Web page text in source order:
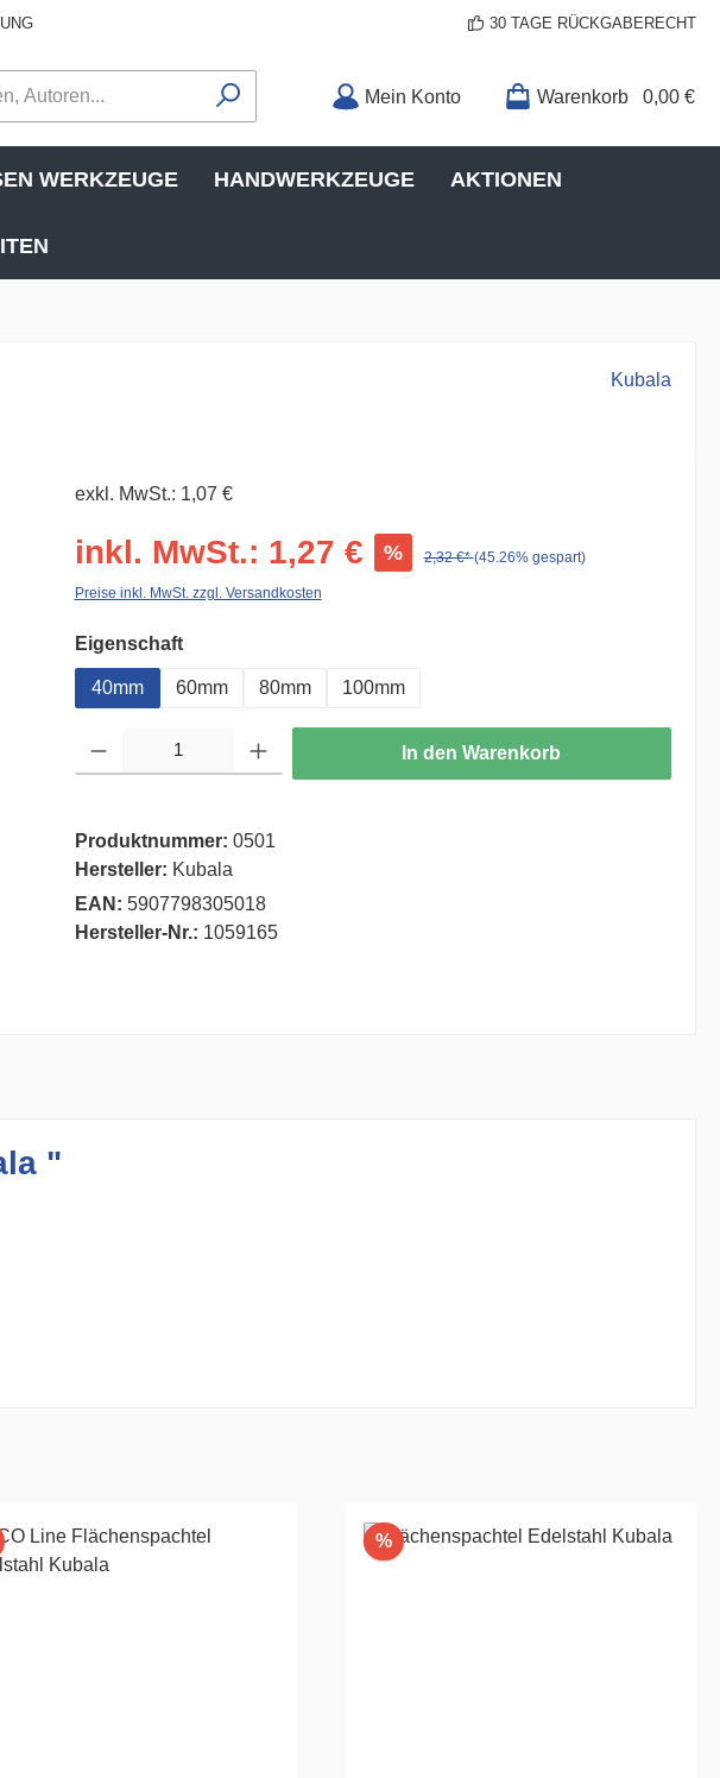
30 TAGE RÜCKGABERECHT
Mein Konto Warenkorb 0,00 €
WERKZEUGE HANDWERKZEUGE AKTIONEN
Kubala
exkl. MwSt.: 1,07 €
inkl. MwSt.: 1,27 € % 2,32 €*(45.26% gespart)
Preise inkl. MwSt. zzgl. Versandkosten
Eigenschaftauswählen
40mm 60mm 80mm 100mm
In den Warenkorb
Produktnummer: 0501
Hersteller: Kubala
EAN: 5907798305018
Hersteller-Nr.: 1059165
"
%Rabatt